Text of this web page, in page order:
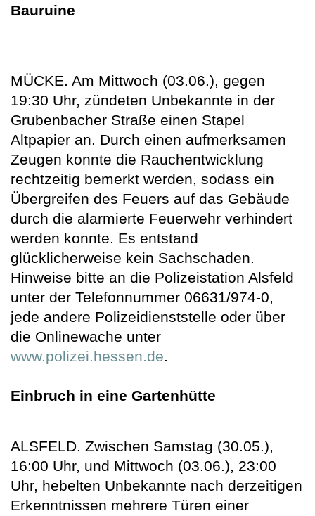
Bauruine
MÜCKE. Am Mittwoch (03.06.), gegen
19:30 Uhr, zündeten Unbekannte in der
Grubenbacher Straße einen Stapel
Altpapier an. Durch einen aufmerksamen
Zeugen konnte die Rauchentwicklung
rechtzeitig bemerkt werden, sodass ein
Übergreifen des Feuers auf das Gebäude
durch die alarmierte Feuerwehr verhindert
werden konnte. Es entstand
glücklicherweise kein Sachschaden.
Hinweise bitte an die Polizeistation Alsfeld
unter der Telefonnummer 06631/974-0,
jede andere Polizeidienststelle oder über
die Onlinewache unter
www.polizei.hessen.de.
Einbruch in eine Gartenhütte
ALSFELD. Zwischen Samstag (30.05.),
16:00 Uhr, und Mittwoch (03.06.), 23:00
Uhr, hebelten Unbekannte nach derzeitigen
Erkenntnissen mehrere Türen einer